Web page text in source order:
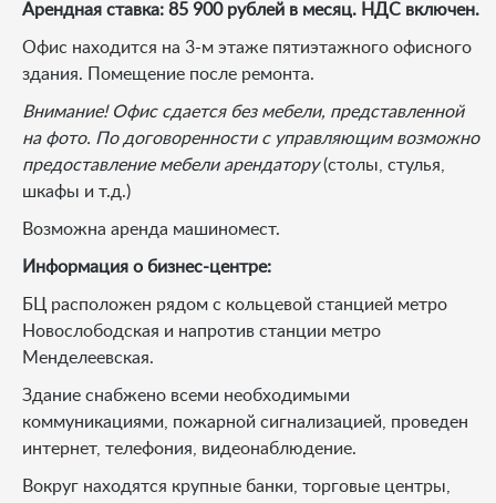
Арендная ставка: 85 900 рублей в месяц. НДС включен.
Офис находится на 3-м этаже пятиэтажного офисного
здания. Помещение после ремонта.
Внимание! Офис сдается без мебели, представленной
на фото. По договоренности с управляющим возможно
предоставление мебели арендатору(столы, стулья,
шкафы и т.д.)
Возможна аренда машиномест.
Информация о бизнес-центре:
БЦ расположен рядом с кольцевой станцией метро
Новослободская и напротив станции метро
Менделеевская.
Здание снабжено всеми необходимыми
коммуникациями, пожарной сигнализацией, проведен
интернет, телефония, видеонаблюдение.
Вокруг находятся крупные банки, торговые центры,